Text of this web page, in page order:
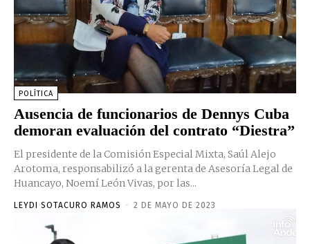
POLÍTICA
Ausencia de funcionarios de Dennys Cuba
demoran evaluación del contrato “Diestra”
El presidente de la Comisión Especial Mixta, Saúl Alejo
Arotoma, responsabilizó a la gerenta de Asesoría Legal de
Huancayo, Noemí León Vivas, por las...
LEYDI SOTACURO RAMOS - 2 DE MAYO DE 2023